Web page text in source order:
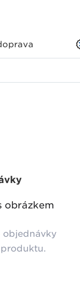
obrázkem
objednávky